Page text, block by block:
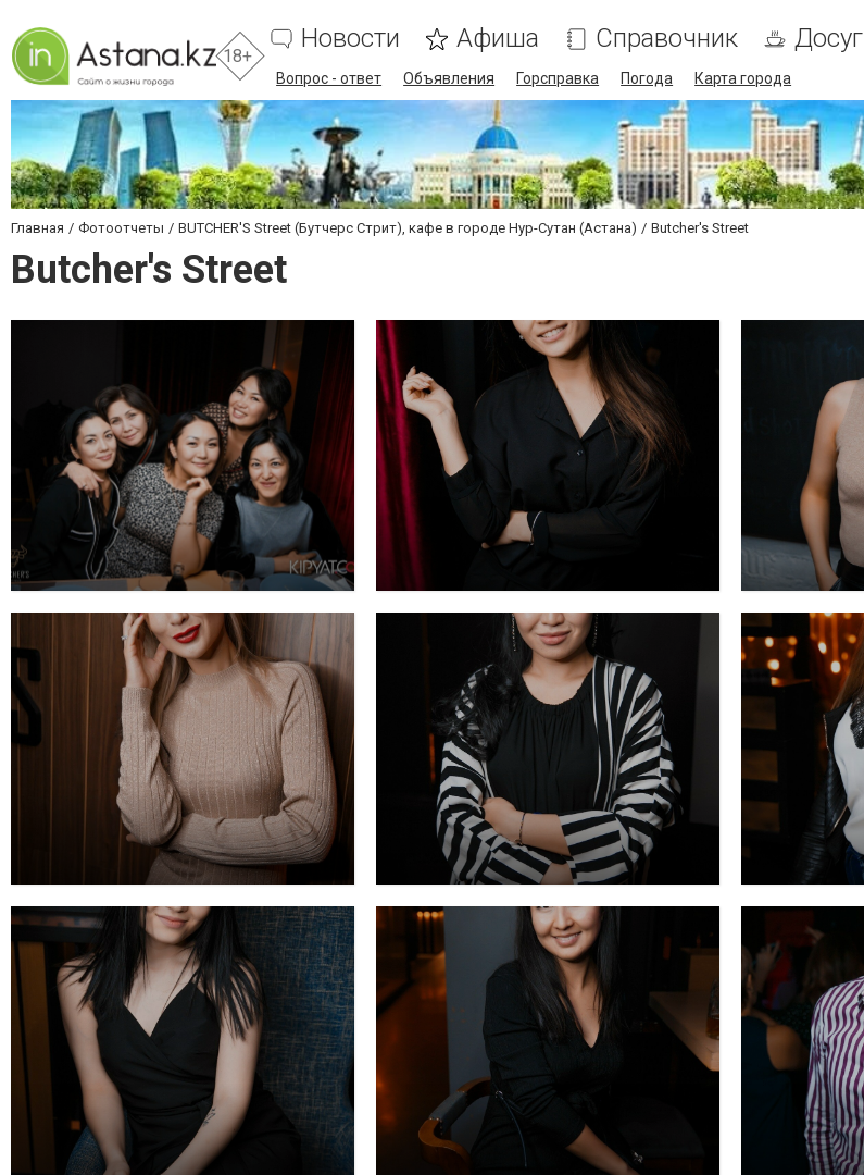
18+
Новости Афиша Справочник Досуг
Вопрос - ответ Объявления Горсправка Погода Карта города
Главная Фотоотчеты BUTCHER'S Street (Бутчерс Стрит), кафе в городе Нур-Сутан (Астана) Butcher's Street
Butcher's Street